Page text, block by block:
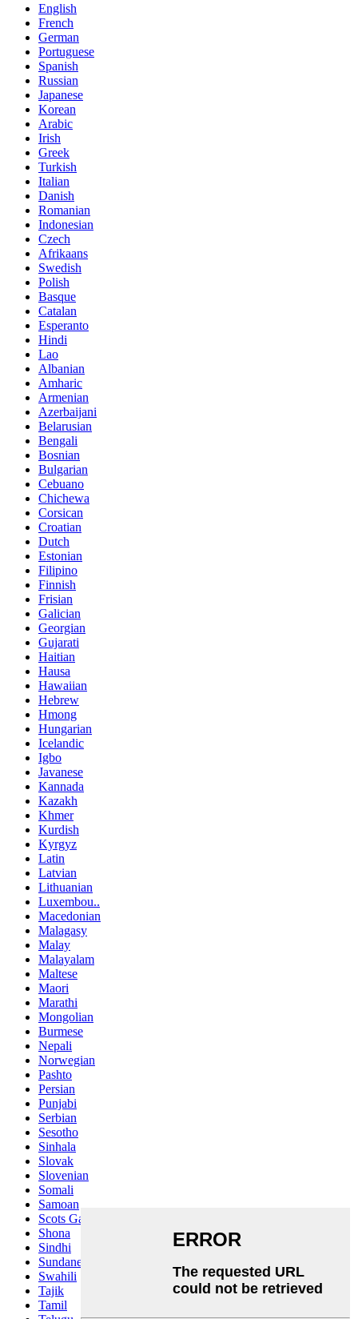
English
French
German
Portuguese
Spanish
Russian
Japanese
Korean
Arabic
Irish
Greek
Turkish
Italian
Danish
Romanian
Indonesian
Czech
Afrikaans
Swedish
Polish
Basque
Catalan
Esperanto
Hindi
Lao
Albanian
Amharic
Armenian
Azerbaijani
Belarusian
Bengali
Bosnian
Bulgarian
Cebuano
Chichewa
Corsican
Croatian
Dutch
Estonian
Filipino
Finnish
Frisian
Galician
Georgian
Gujarati
Haitian
Hausa
Hawaiian
Hebrew
Hmong
Hungarian
Icelandic
Igbo
Javanese
Kannada
Kazakh
Khmer
Kurdish
Kyrgyz
Latin
Latvian
Lithuanian
Luxembou..
Macedonian
Malagasy
Malay
Malayalam
Maltese
Maori
Marathi
Mongolian
Burmese
Nepali
Norwegian
Pashto
Persian
Punjabi
Serbian
Sesotho
Sinhala
Slovak
Slovenian
Somali
Samoan
Scots Gaelic
Shona
Sindhi
Sundanese
Swahili
Tajik
Tamil